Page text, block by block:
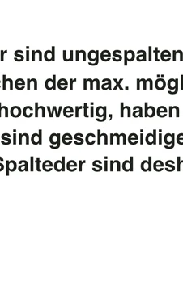
GET UP TO 70% OFF